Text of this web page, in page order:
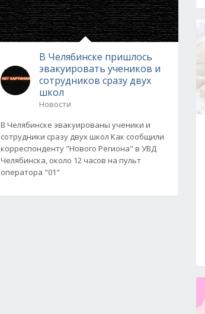
В Челябинске пришлось
эвакуировать учеников и
сотрудников сразу двух
школ
Новости
В Челябинске эвакуированы ученики и
сотрудники сразу двух школ Как сообщили
корреспонденту "Нового Региона" в УВД
Челябинска, около 12 часов на пульт
оператора "01"